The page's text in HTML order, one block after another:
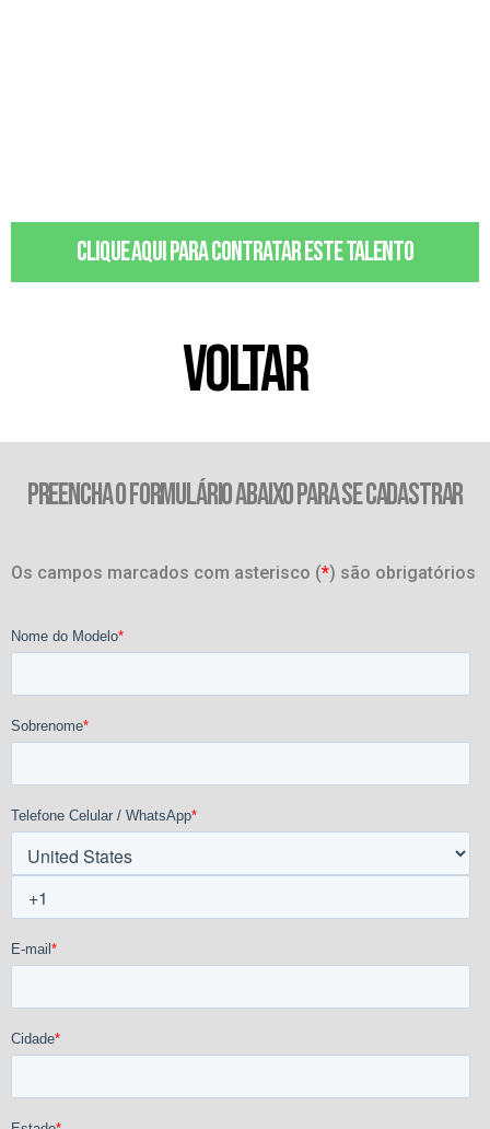
Clique aqui para contratar este talento
VOLTAR
PREENCHA O FORMULÁRIO ABAIXO PARA SE CADASTRAR
Os campos marcados com asterisco (*) são obrigatórios